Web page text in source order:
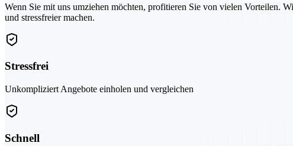
Wenn Sie mit uns umziehen möchten, profitieren Sie von vielen Vorteilen.
und stressfreier machen.
Stressfrei
Unkompliziert Angebote einholen und vergleichen
Schnell